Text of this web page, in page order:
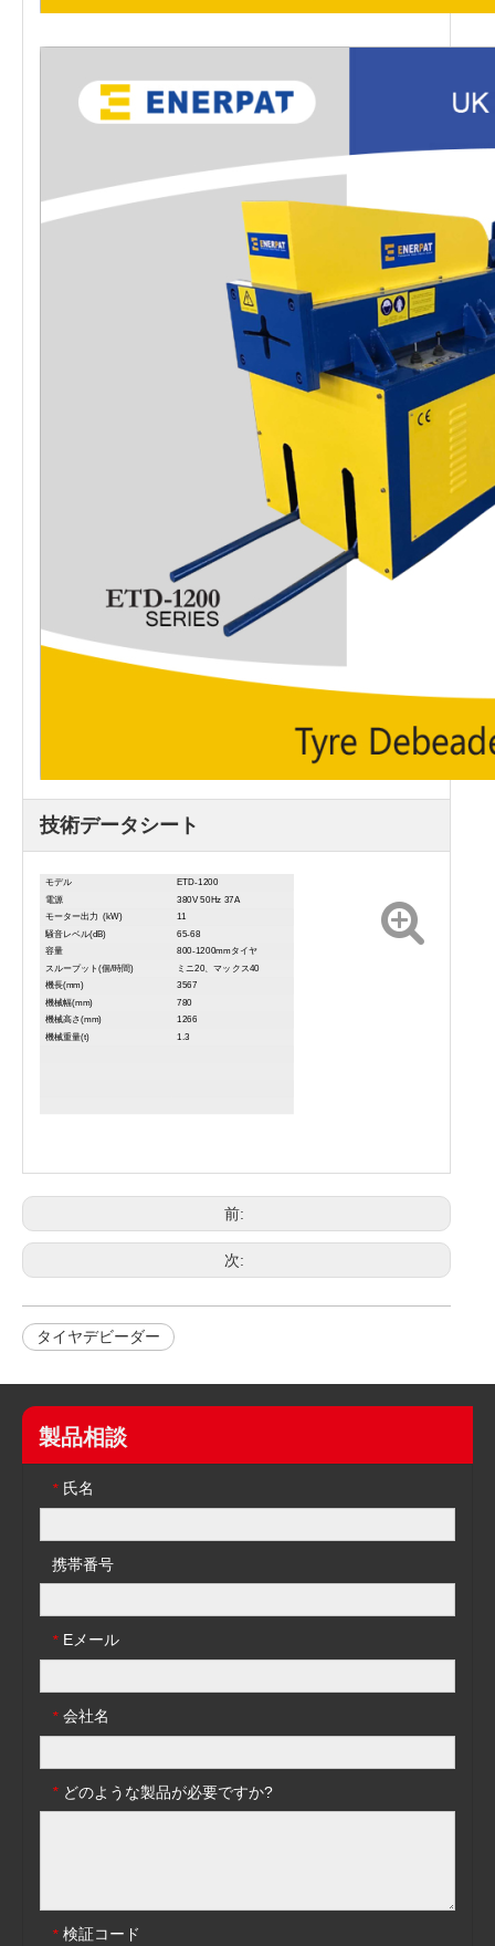
技術データシート
モデル ETD-1200
電源 380V 50Hz 37A
モーター出力 (kW) 11
騒音レベル(dB)
65-68
容量
800-1200mmタイヤ
スループット(個/時間) ミニ20、マックス40
機長(mm) 3567
機械幅(mm) 780
機械高さ(mm) 1266
機械重量(t) 1.3
前:
次:
タイヤデビーダー
製品相談
* 氏名
携帯番号
* Eメール
* 会社名
* どのような製品が必要ですか?
* 検証コード